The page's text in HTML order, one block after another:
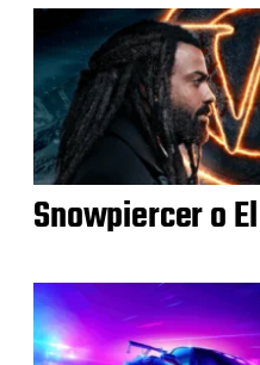
Snowpiercer o